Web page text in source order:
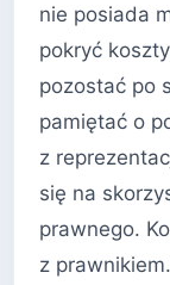
nie posiada
pokryć
pozostać po
pamiętać o
z
się na
prawnego.
z prawnikiem.